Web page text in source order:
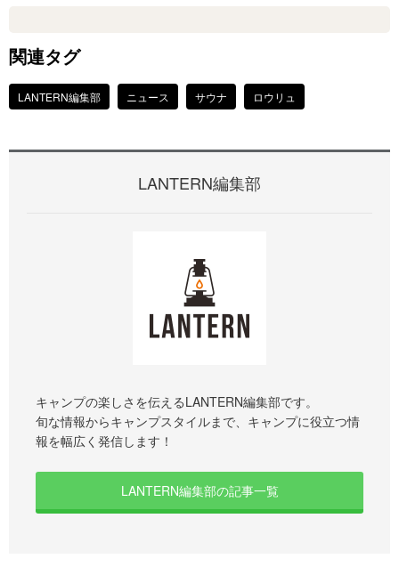
関連タグ
LANTERN編集部 ニュース サウナ ロウリュ
LANTERN編集部
キャンプの楽しさを伝えるLANTERN編集部です。
旬な情報からキャンプスタイルまで、キャンプに役立つ情
報を幅広く発信します！
LANTERN編集部の記事一覧